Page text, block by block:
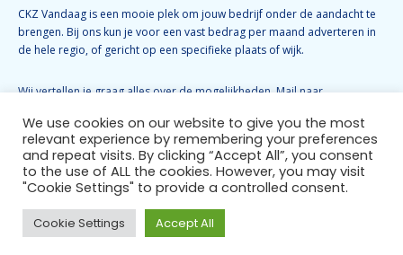
CKZ Vandaag is een mooie plek om jouw bedrijf onder de aandacht te
brengen. Bij ons kun je voor een vast bedrag per maand adverteren in
de hele regio, of gericht op een specifieke plaats of wijk.
Wij vertellen je graag alles over de mogelijkheden. Mail naar
Volg CKZ Vandaag
We use cookies on our website to give you the most
relevant experience by remembering your preferences
and repeat visits. By clicking “Accept All”, you consent
to the use of ALL the cookies. However, you may visit
"Cookie Settings" to provide a controlled consent.
Cookie Settings Accept All